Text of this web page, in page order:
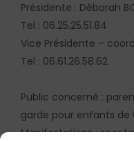
Présidente : Déborah
Tel : 06.25.25.51.84
Vice Présidente –
Tel : 06.61.26.58.62
Public concerné :
garde pour enfants de
Manifestations :